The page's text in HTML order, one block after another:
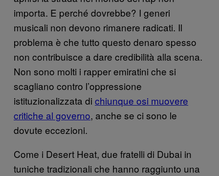
importa. E perché dovrebbe? I generi
musicali non devono rimanere radicati. Il
problema è che tutto questo denaro spesso
non contribuisce a dare credibilità alla scena.
Non sono molti i rapper emiratini che si
scagliano contro l’oppressione
istituzionalizzata di chiunque osi muovere
critiche al governo, anche se ci sono le
dovute eccezioni.
Come i Desert Heat, due fratelli di Dubai in
tuniche tradizionali che hanno raggiunto una